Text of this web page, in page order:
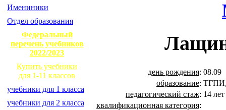
Имениники
Отдел образования
Федеральный
перечень учебников
2022/2023
Купить учебники
для 1-11 классов
учебники для 1 класса
учебники для 2 класса
день рождения: 08.09
образование:
педагогический стаж: 14 лет
квалификационная категория: